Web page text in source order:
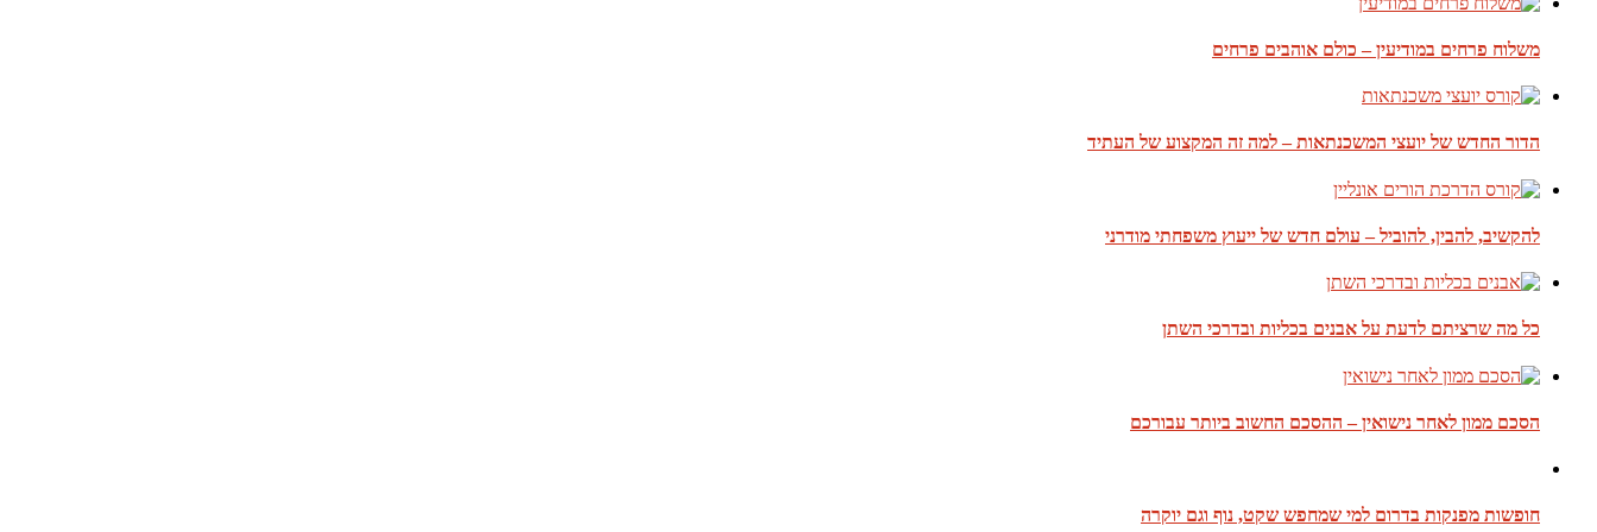
משלוח פרחים במודיעין – כולם אוהבים פרחים
הדור החדש של יועצי המשכנתאות – למה זה המקצוע של העתיד
להקשיב, להבין, להוביל – עולם חדש של ייעוץ משפחתי מודרני
כל מה שרציתם לדעת על אבנים בכליות ובדרכי השתן
הסכם ממון לאחר נישואין – ההסכם החשוב ביותר עבורכם
חופשות מפנקות בדרום למי שמחפש שקט, נוף וגם יוקרה